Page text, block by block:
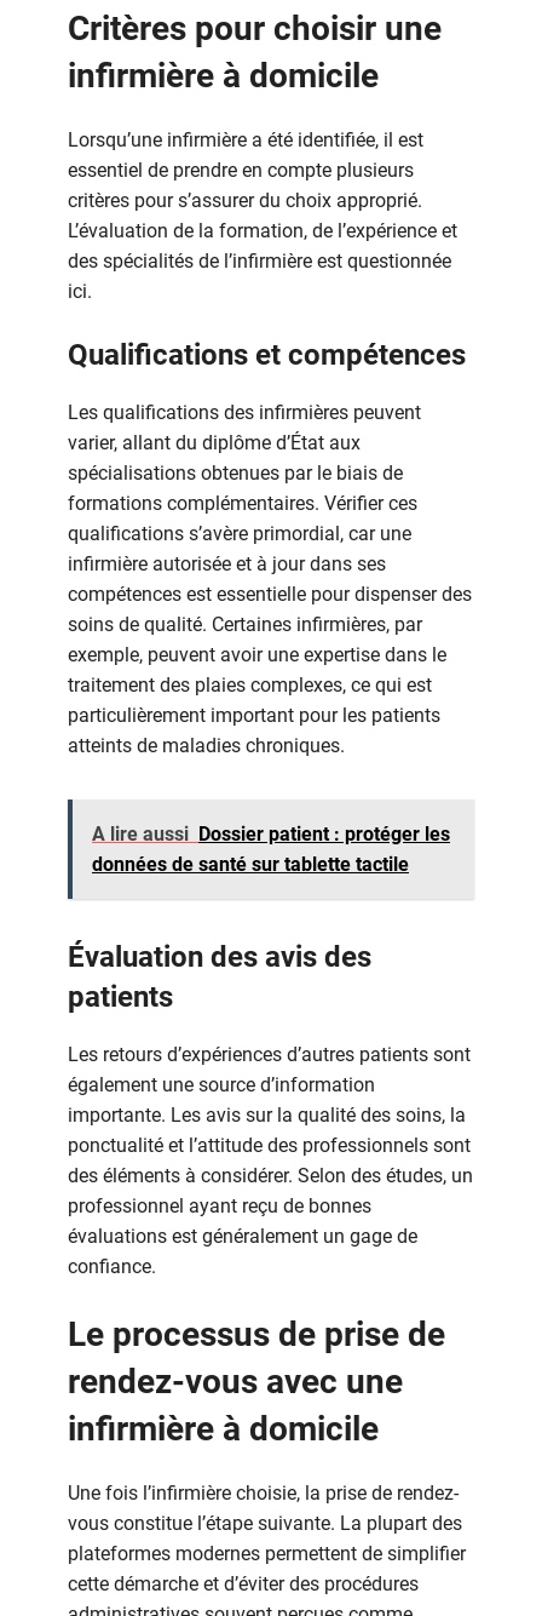
Critères pour choisir une
infirmière à domicile
Lorsqu’une infirmière a été identifiée, il est
essentiel de prendre en compte plusieurs
critères pour s’assurer du choix approprié.
L’évaluation de la formation, de l’expérience et
des spécialités de l’infirmière est questionnée
ici.
Qualifications et compétences
Les qualifications des infirmières peuvent
varier, allant du diplôme d’État aux
spécialisations obtenues par le biais de
formations complémentaires. Vérifier ces
qualifications s’avère primordial, car une
infirmière autorisée et à jour dans ses
compétences est essentielle pour dispenser des
soins de qualité. Certaines infirmières, par
exemple, peuvent avoir une expertise dans le
traitement des plaies complexes, ce qui est
particulièrement important pour les patients
atteints de maladies chroniques.
A lire aussi Dossier patient : protéger les
données de santé sur tablette tactile
Évaluation des avis des
patients
Les retours d’expériences d’autres patients sont
également une source d’information
importante. Les avis sur la qualité des soins, la
ponctualité et l’attitude des professionnels sont
des éléments à considérer. Selon des études, un
professionnel ayant reçu de bonnes
évaluations est généralement un gage de
confiance.
Le processus de prise de
rendez-vous avec une
infirmière à domicile
Une fois l’infirmière choisie, la prise de rendez-
vous constitue l’étape suivante. La plupart des
plateformes modernes permettent de simplifier
cette démarche et d’éviter des procédures